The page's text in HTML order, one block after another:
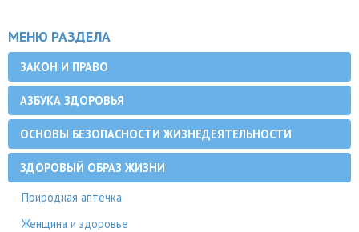
МЕНЮ РАЗДЕЛА
ЗАКОН И ПРАВО
АЗБУКА ЗДОРОВЬЯ
ОСНОВЫ БЕЗОПАСНОСТИ ЖИЗНЕДЕЯТЕЛЬНОСТИ
ЗДОРОВЫЙ ОБРАЗ ЖИЗНИ
Природная аптечка
Женщина и здоровье